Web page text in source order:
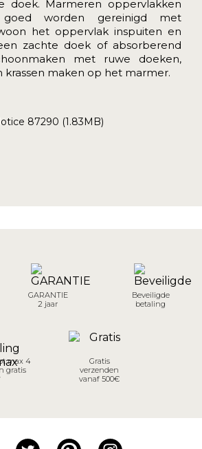
doek. Marmeren oppervlakken
worden gereinigd met
het oppervlak inspuiten en
zachte doek of absorberend
met ruwe doeken,
krassen maken op het marmer.
87290 (1.83MB)
GARANTIE
2 jaar
Beveiligde
betaling
max 4
gratis
Gratis
verzenden
vanaf 500€